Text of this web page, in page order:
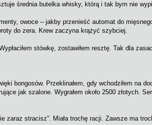
średnia butelka whisky, którą i tak bym nie
owoce – jakby przenieść automat do
do zera. Krew zaczyna krążyć szybciej.
stówkę, zostawiłem resztę. Tak dla
bongosów. Przeklinałem, gdy wchodziłem na
jak szalone. Wygrałem około 2500 złotych.
zaraz stracisz”. Miała trochę racji. Zawsze ma